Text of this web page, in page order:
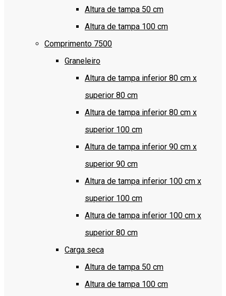
Altura de tampa 50 cm
Altura de tampa 100 cm
Comprimento 7500
Graneleiro
Altura de tampa inferior 80 cm x
superior 80 cm
Altura de tampa inferior 80 cm x
superior 100 cm
Altura de tampa inferior 90 cm x
superior 90 cm
Altura de tampa inferior 100 cm x
superior 100 cm
Altura de tampa inferior 100 cm x
superior 80 cm
Carga seca
Altura de tampa 50 cm
Altura de tampa 100 cm